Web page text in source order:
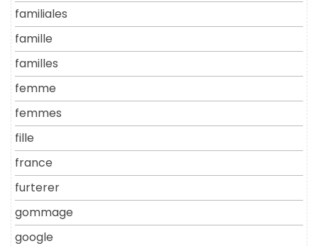
familiales
famille
familles
femme
femmes
fille
france
furterer
gommage
google